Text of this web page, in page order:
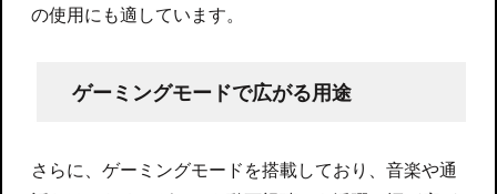
の使用にも適しています。
ゲーミングモードで広がる用途
さらに、ゲーミングモードを搭載しており、音楽や通